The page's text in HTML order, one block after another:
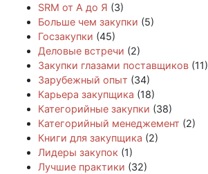
SRM от А до Я (3)
Больше чем закупки (5)
Госзакупки (45)
Деловые встречи (2)
Закупки глазами поставщиков (11)
Зарубежный опыт (34)
Карьера закупщика (18)
Категорийные закупки (38)
Категорийный менеджемент (2)
Книги для закупщика (2)
Лидеры закупок (1)
Лучшие практики (32)